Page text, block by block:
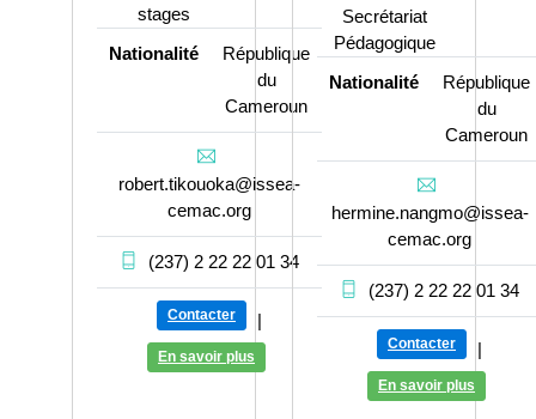
stages
Nationalité
République
du
Cameroun
robert.tikouoka@issea-
cemac.org
(237) 2 22 22 01 34
Contacter |
En savoir plus
Secrétariat
Pédagogique
Nationalité
République
du
Cameroun
hermine.nangmo@issea-
cemac.org
(237) 2 22 22 01 34
Contacter |
En savoir plus